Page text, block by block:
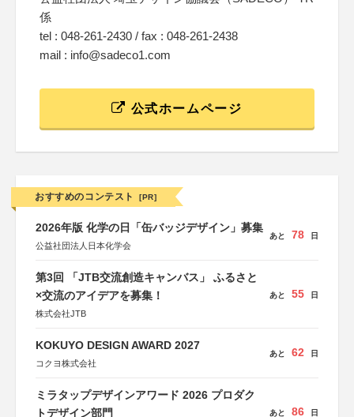
係
tel : 048-261-2430 / fax : 048-261-2438
mail : info@sadeco1.com
公式ホームページ
おすすめのコンテスト [PR]
2026年版 化学の日「缶バッジデザイン」募集
公益社団法人日本化学会
あと 78 日
第3回 「JTB交流創造キャンバス」 ふるさと
×交流のアイデアを募集！
株式会社JTB
あと 55 日
KOKUYO DESIGN AWARD 2027
コクヨ株式会社
あと 62 日
ミラタップデザインアワード 2026 プロダク
トデザイン部門
あと 86 日